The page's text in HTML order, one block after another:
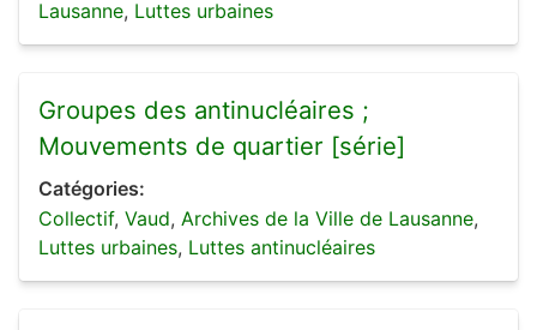
Lausanne, Luttes urbaines
Groupes des antinucléaires ;
Mouvements de quartier [série]
Catégories:
Collectif, Vaud, Archives de la Ville de Lausanne,
Luttes urbaines, Luttes antinucléaires